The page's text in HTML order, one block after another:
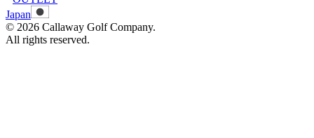
Japan
© 2026 Callaway Golf Company.
All rights reserved.